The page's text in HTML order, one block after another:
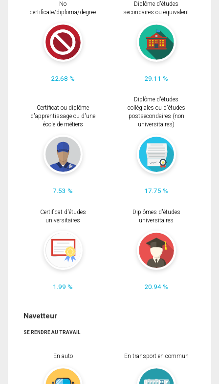
No
certificate/diploma/degree
22.68 %
Diplôme d'études
secondaires ou équivalent
29.11 %
Certificat ou diplôme
d'apprentissage ou d'une
école de métiers
7.53 %
Diplôme d'études
collégiales ou d'études
postsecondaires (non
universitaires)
17.75 %
Certificat d'études
universitaires
1.99 %
Diplômes d'études
universitaires
20.94 %
Navetteur
SE RENDRE AU TRAVAIL
En auto En transport en commun